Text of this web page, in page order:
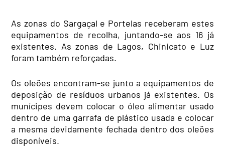
As zonas do Sargaçal e Portelas receberam estes
equipamentos de recolha, juntando-se aos 16 já
existentes. As zonas de Lagos, Chinicato e Luz
foram também reforçadas.
Os oleões encontram-se junto a equipamentos de
deposição de resíduos urbanos já existentes. Os
munícipes devem colocar o óleo alimentar usado
dentro de uma garrafa de plástico usada e colocar
a mesma devidamente fechada dentro dos oleões
disponíveis.